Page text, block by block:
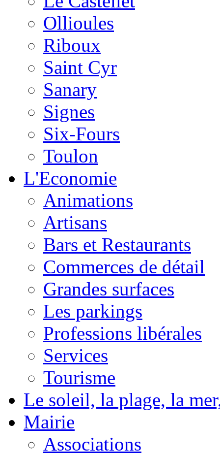
Ollioules
Riboux
Saint Cyr
Sanary
Signes
Six-Fours
Toulon
L'Economie
Animations
Artisans
Bars et Restaurants
Commerces de détail
Grandes surfaces
Les parkings
Professions libérales
Services
Tourisme
Le soleil, la plage, la
Mairie
Associations